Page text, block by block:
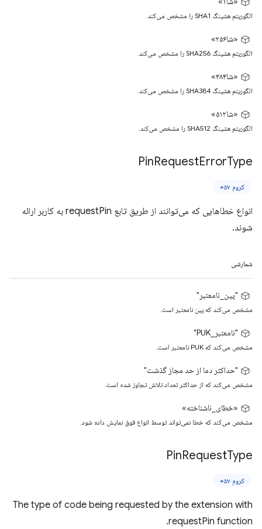
الگوریتم هشینگ SHA1 را مشخص می‌کند.
«شا۲۵۶»
الگوریتم هشینگ SHA256 را مشخص می‌کند.
«شا۳۸۴»
الگوریتم هشینگ SHA384 را مشخص می‌کند.
«شا۵۱۲»
الگوریتم هشینگ SHA512 را مشخص می‌کند.
PinRequestErrorType
کروم ۵۷+
انواع خطاهایی که می‌توانند از طریق تابع requestPin به کاربر ارائه
شوند.
شمارشی
"پین_نامعتبر"
مشخص می‌کند که پین ​​نامعتبر است.
"نامعتبر_PUK"
مشخص می‌کند که PUK نامعتبر است.
"حداکثر دما از حد مجاز گذشت"
مشخص می‌کند که از حداکثر تعداد تلاش تجاوز شده است.
«خطای_ناشناخته»
مشخص می‌کند که خطا نمی‌تواند توسط انواع فوق نمایش داده شود.
PinRequestType
کروم ۵۷+
The type of code being requested by the extension with
requestPin function.